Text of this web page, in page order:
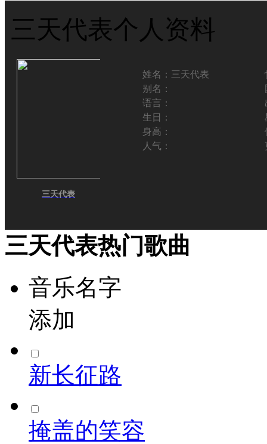
三天代表个人资料
三天代表
姓名： 三天代表
别名：
语言：
生日：
身高：
人气：
三天代表热门歌曲
音乐名字
添加
新长征路
掩盖的笑容